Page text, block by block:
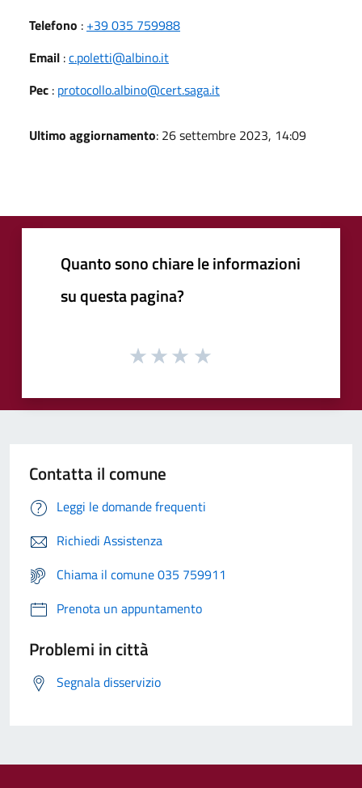
Telefono : +39 035 759988
Email :c.poletti@albino.it
Pec : protocollo.albino@cert.saga.it
Ultimo aggiornamento: 26 settembre 2023, 14:09
Quanto sono chiare le informazioni
su questa pagina?
Contatta il comune
Leggi le domande frequenti
Richiedi Assistenza
Chiama il comune 035 759911
Prenota un appuntamento
Problemi in città
Segnala disservizio